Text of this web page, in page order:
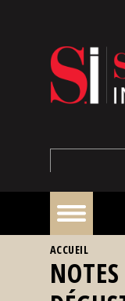
À
la
une
VOUS ÊTES ICI
ACCUEIL